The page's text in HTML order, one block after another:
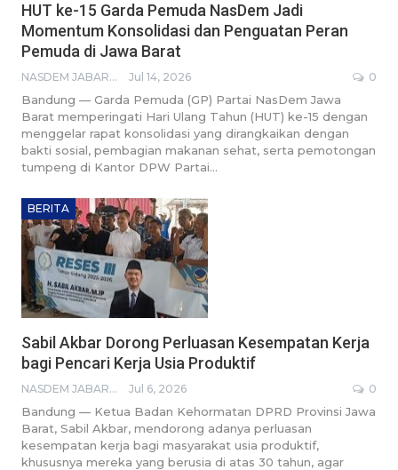
HUT ke-15 Garda Pemuda NasDem Jadi
Momentum Konsolidasi dan Penguatan Peran
Pemuda di Jawa Barat
NASDEM JABAR BROADCASTING NETWORK Jul 14, 2026 0
Bandung — Garda Pemuda (GP) Partai NasDem Jawa
Barat memperingati Hari Ulang Tahun (HUT) ke-15 dengan
menggelar rapat konsolidasi yang dirangkaikan dengan
bakti sosial, pembagian makanan sehat, serta pemotongan
tumpeng di Kantor DPW Partai…
BERITA
Sabil Akbar Dorong Perluasan Kesempatan Kerja
bagi Pencari Kerja Usia Produktif
NASDEM JABAR BROADCASTING NETWORK Jul 6, 2026 0
Bandung — Ketua Badan Kehormatan DPRD Provinsi Jawa
Barat, Sabil Akbar, mendorong adanya perluasan
kesempatan kerja bagi masyarakat usia produktif,
khususnya mereka yang berusia di atas 30 tahun, agar